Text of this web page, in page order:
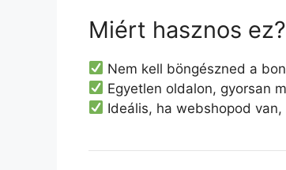
Miért hasznos ez?
Nem kell böngészned a
Egyetlen oldalon, gyorsan
Ideális, ha webshopod